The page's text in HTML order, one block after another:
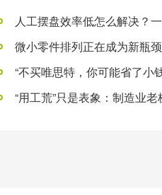
微小零件排列正在成为新瓶颈